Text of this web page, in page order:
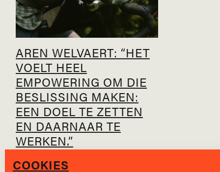
AREN WELVAERT: “HET
VOELT HEEL
EMPOWERING OM DIE
BESLISSING MAKEN:
EEN DOEL TE ZETTEN
EN DAARNAAR TE
WERKEN.”
COOKIES